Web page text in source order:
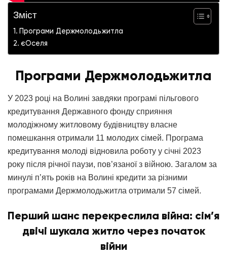
Зміст
Програми Держмолодьжитла
єОселя
Програми Держмолодьжитла
У 2023 році на Волині завдяки програмі пільгового
кредитування Державного фонду сприяння
молодіжному житловому будівництву власне
помешкання отримали 11 молодих сімей. Програма
кредитування молоді відновила роботу у січні 2023
року після річної паузи, пов’язаної з війною. Загалом за
минулі п’ять років на Волині кредити за різними
програмами Держмолодьжитла отримали 57 сімей.
Перший шанс перекреслила війна: сім’я
двічі шукала житло через початок
війни